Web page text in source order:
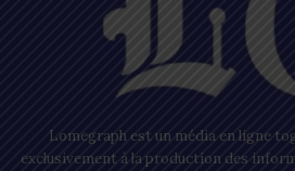
Lomegraph est un média en ligne
exclusivement à la production des